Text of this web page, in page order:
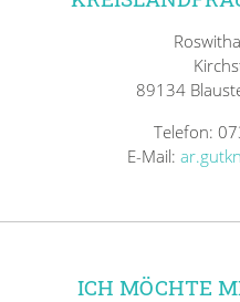
89134
Telefon:
E-Mail:
ICH MÖCHTE